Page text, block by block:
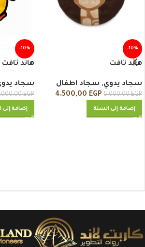
-10%
هاند تافت
سجاد يدوي, سجاد اطفال
5.000,00EGP
4.500,00 EGP
إضافة إلى السلة
-10%
هاند تافت
سجاد
EGP
إضافة إلى